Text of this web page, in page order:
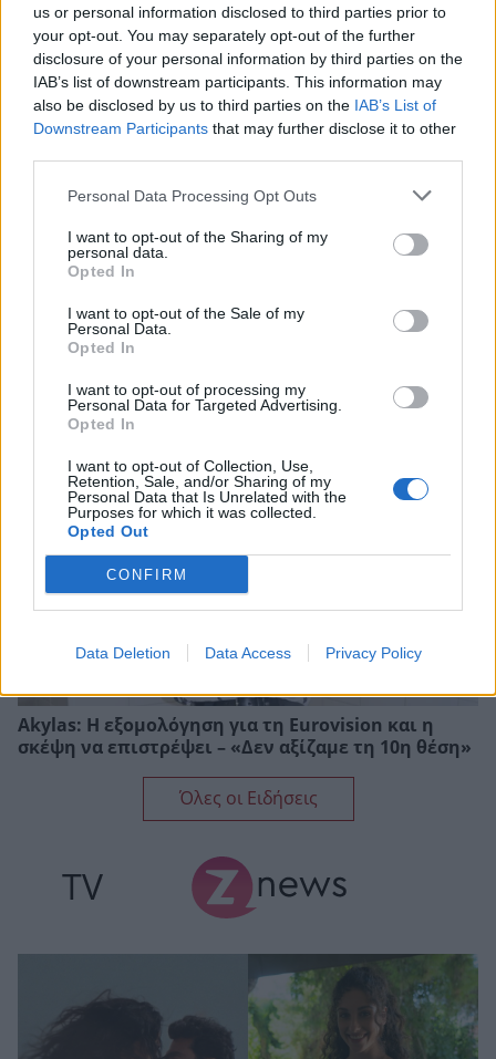
us or personal information disclosed to third parties prior to
your opt-out. You may separately opt-out of the further
disclosure of your personal information by third parties on the
IAB’s list of downstream participants. This information may
also be disclosed by us to third parties on the IAB’s List of
Downstream Participants that may further disclose it to other
Personal Data Processing Opt Outs
I want to opt-out of the Sharing of my
personal data.
Opted In
I want to opt-out of the Sale of my
Personal Data.
Opted In
I want to opt-out of processing my
Personal Data for Targeted Advertising.
Opted In
I want to opt-out of Collection, Use,
Retention, Sale, and/or Sharing of my
Personal Data that Is Unrelated with the
Purposes for which it was collected.
Opted Out
CONFIRM
Data Deletion Data Access Privacy Policy
Χρήστος Χατζηπαναγιώτης: Η συγκινητική
εξομολόγηση για τον Θάνο Μικρούτσικο – «Δεν
τελειώνει ποτέ το “ευχαριστώ”»
μαζί με την κόρη της
Akylas: Η εξομολόγηση για τη Eurovision και η
σκέψη να επιστρέψει – «Δεν αξίζαμε τη 10η θέση»
Όλες οι Ειδήσεις
TV